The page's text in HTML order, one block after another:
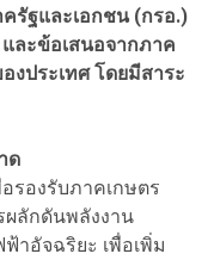
รัฐและเอกชน (กรอ.)
และข้อเสนอจากภาค
งประเทศ โดยมีสาระ
ด
รองรับภาคเกษตร
ลักดันพลังงาน
าอัจฉริยะ เพื่อเพิ่ม